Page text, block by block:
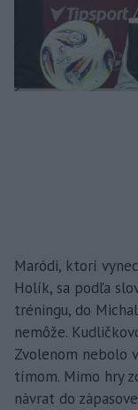
Maródi, ktorí
Holík, sa podľa
tréningu, do
nemôže.
Zvolenom nebolo
tímom. Mimo hry
návrat do